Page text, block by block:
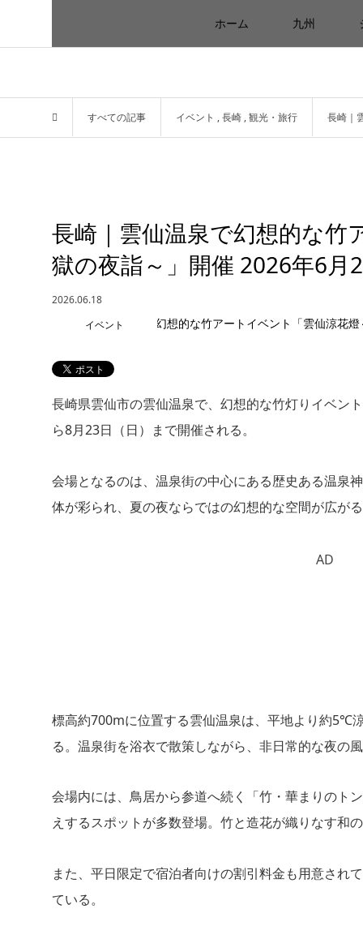
ホーム 九州
すべての記事 イベント ,長崎 ,観光・旅行 長崎｜
長崎｜雲仙温泉で幻想的な竹
獄の夜詣～」開催 2026年6月
2026.06.18
イベント
長崎県雲仙市の雲仙温泉で、幻想的な竹灯りイベン
ら8月23日（日）まで開催される。
会場となるのは、温泉街の中心にある歴史ある温泉
体が彩られ、夏の夜ならではの幻想的な空間が広が
AD
標高約700mに位置する雲仙温泉は、平地より約5℃
る。温泉街を浴衣で散策しながら、非日常的な夜の
会場内には、鳥居から参道へ続く「竹・華まりのト
えするスポットが多数登場。竹と造花が織りなす和
また、平日限定で宿泊者向けの割引料金も用意され
ている。